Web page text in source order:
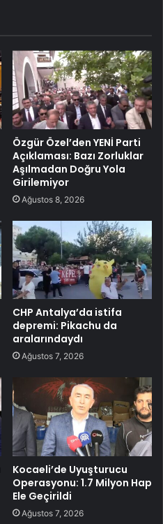
Özgür Özel’den YENİ Parti
Açıklaması: Bazı Zorluklar
Aşılmadan Doğru Yola
Girilemiyor
Ağustos 8, 2026
CHP Antalya’da istifa
depremi: Pikachu da
aralarındaydı
Ağustos 7, 2026
Kocaeli’de Uyuşturucu
Operasyonu: 1.7 Milyon Hap
Ele Geçirildi
Ağustos 7, 2026